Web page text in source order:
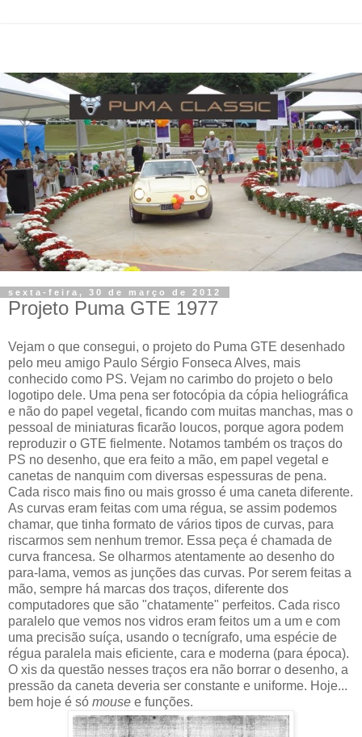
sexta-feira, 30 de março de 2012
Projeto Puma GTE 1977
Vejam o que consegui, o projeto do Puma GTE desenhado
pelo meu amigo Paulo Sérgio Fonseca Alves, mais
conhecido como PS. Vejam no carimbo do projeto o belo
logotipo dele. Uma pena ser fotocópia da cópia heliográfica
e não do papel vegetal, ficando com muitas manchas, mas o
pessoal de miniaturas ficarão loucos, porque agora podem
reproduzir o GTE fielmente. Notamos também os traços do
PS no desenho, que era feito a mão, em papel vegetal e
canetas de nanquim com diversas espessuras de pena.
Cada risco mais fino ou mais grosso é uma caneta diferente.
As curvas eram feitas com uma régua, se assim podemos
chamar, que tinha formato de vários tipos de curvas, para
riscarmos sem nenhum tremor. Essa peça é chamada de
curva francesa. Se olharmos atentamente ao desenho do
para-lama, vemos as junções das curvas. Por serem feitas a
mão, sempre há marcas dos traços, diferente dos
computadores que são "chatamente" perfeitos. Cada risco
paralelo que vemos nos vidros eram feitos um a um e com
uma precisão suíça, usando o tecnígrafo, uma espécie de
régua paralela mais eficiente, cara e moderna (para época).
O xis da questão nesses traços era não borrar o desenho, a
pressão da caneta deveria ser constante e uniforme. Hoje...
bem hoje é só mouse e funções.